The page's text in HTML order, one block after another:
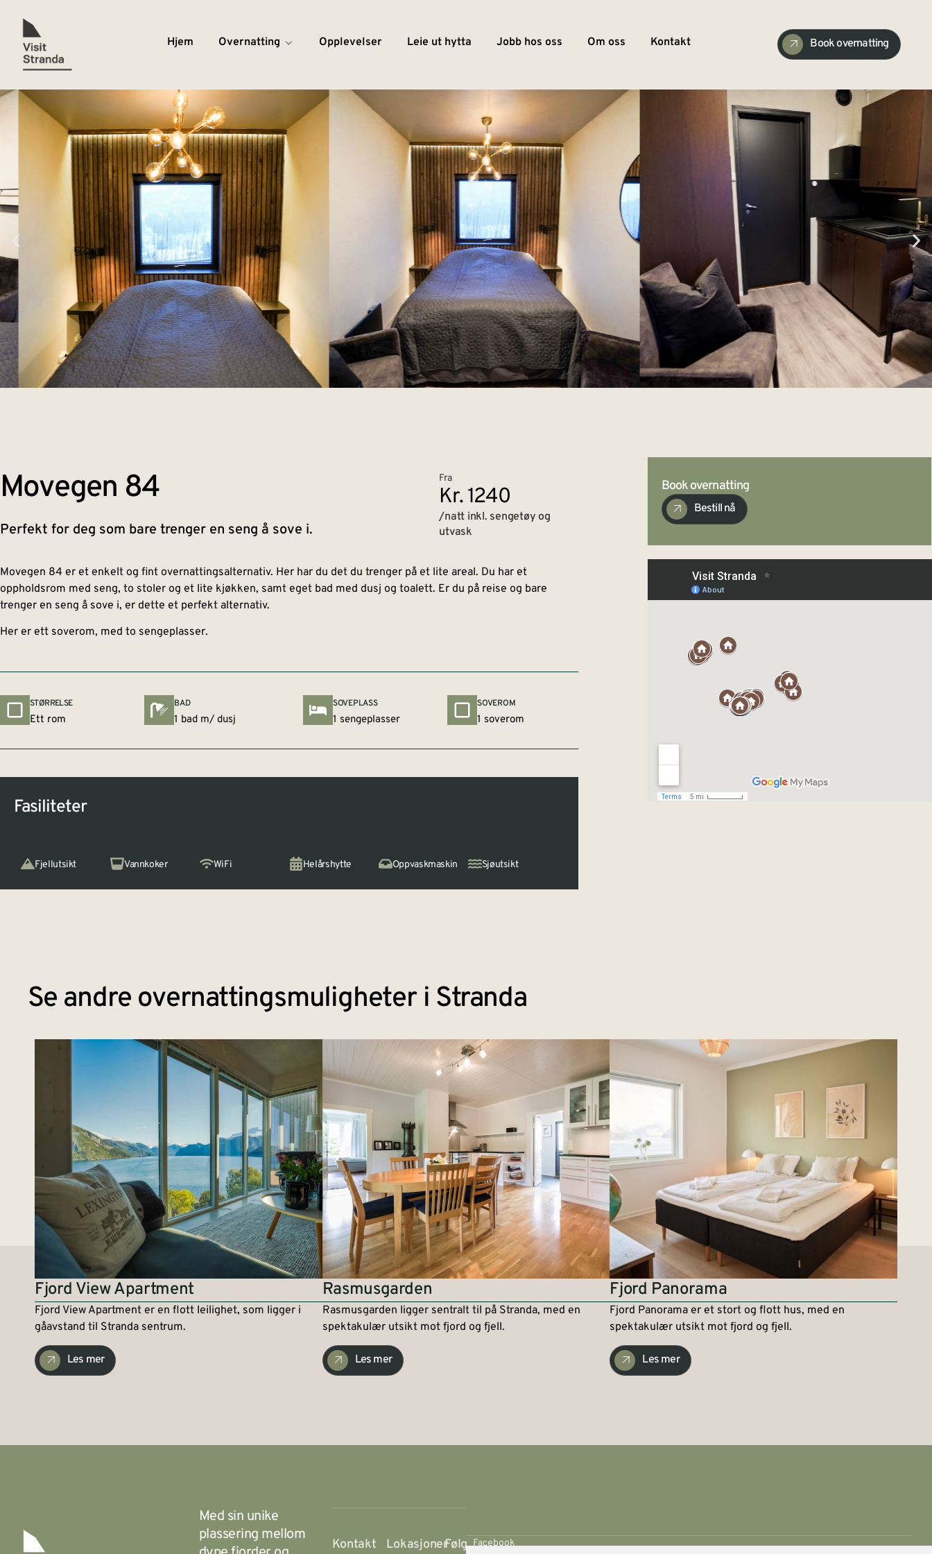
Hjem Overnatting Opplevelser Leie ut hytta Jobb hos oss Om oss Kontakt Book overnatting
Movegen 84​
Perfekt for deg som bare trenger en seng å sove i.
Fra
Kr. 1240
/natt inkl. sengetøy og
utvask
Movegen 84 er et enkelt og fint overnattingsalternativ. Her har du det du trenger på et lite areal. Du har et
oppholdsrom med seng, to stoler og et lite kjøkken, samt eget bad med dusj og toalett. Er du på reise og bare
trenger en seng å sove i, er dette et perfekt alternativ.
Her er ett soverom, med to sengeplasser.
STØRRELSE
Ett rom
BAD
1 bad m/ dusj
SOVEPLASS
1 sengeplasser
SOVEROM
1 soverom
Fasiliteter
Fjellutsikt Vannkoker WiFi Helårshytte Oppvaskmaskin Sjøutsikt
Book overnatting
Bestill nå
Se andre overnattingsmuligheter i Stranda
Fjord View Apartment
Fjord View Apartment er en flott leilighet, som ligger i
gåavstand til Stranda sentrum.
Les mer
Rasmusgarden
Rasmusgarden ligger sentralt til på Stranda, med en
spektakulær utsikt mot fjord og fjell.
Les mer
Fjord Panorama
Fjord Panorama er et stort og flott hus, med en
spektakulær utsikt mot fjord og fjell.
Les mer
Med sin unike
plassering mellom
Kontakt LokasjonerFølg Facebook